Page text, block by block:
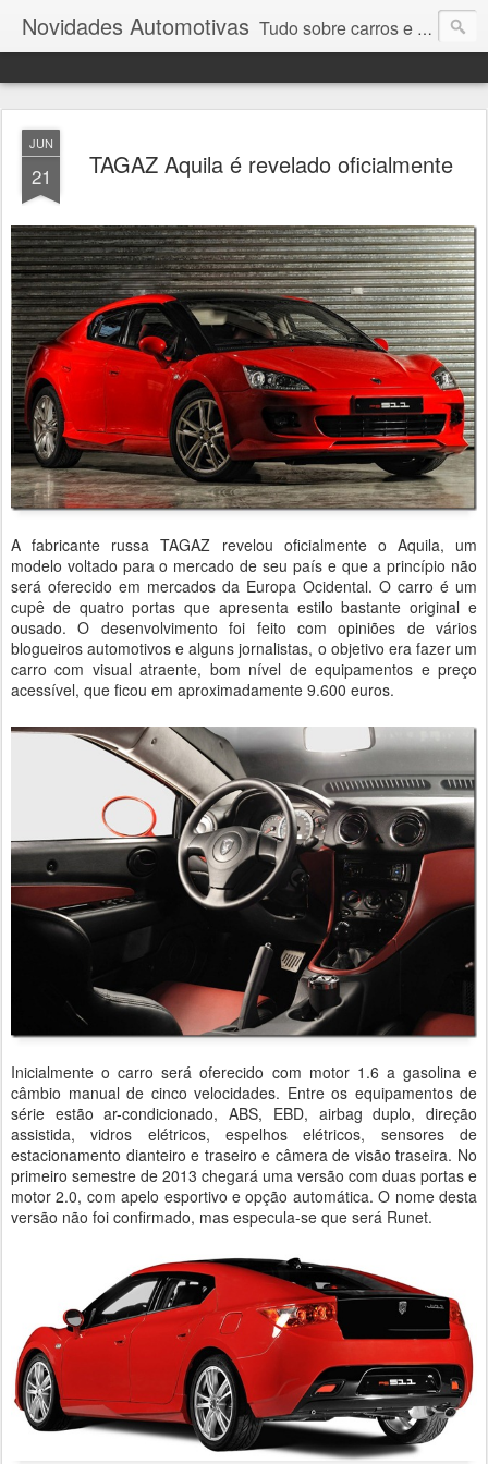
Novidades Automotivas Tudo sobre carros e motores
JUN
21 TAGAZ Aquila é revelado oficialmente
A fabricante russa TAGAZ revelou oficialmente o Aquila, um
modelo voltado para o mercado de seu país e que a princípio não
será oferecido em mercados da Europa Ocidental. O carro é um
cupê de quatro portas que apresenta estilo bastante original e
ousado. O desenvolvimento foi feito com opiniões de vários
blogueiros automotivos e alguns jornalistas, o objetivo era fazer um
carro com visual atraente, bom nível de equipamentos e preço
acessível, que ficou em aproximadamente 9.600 euros.
Inicialmente o carro será oferecido com motor 1.6 a gasolina e
câmbio manual de cinco velocidades. Entre os equipamentos de
série estão ar-condicionado, ABS, EBD, airbag duplo, direção
assistida, vidros elétricos, espelhos elétricos, sensores de
estacionamento dianteiro e traseiro e câmera de visão traseira. No
primeiro semestre de 2013 chegará uma versão com duas portas e
motor 2.0, com apelo esportivo e opção automática. O nome desta
versão não foi confirmado, mas especula-se que será Runet.